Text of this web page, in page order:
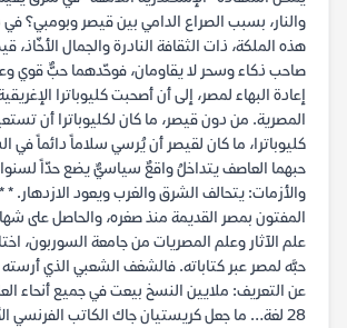
والنار، بسبب الصراع الدامي بين قيصر وبومبي؟
هذه الملكة، ذات الثقافة النادرة والجمال الأخّاذ،
صاحب ذكاء وسحر لا يقاومان، فوحّدهما حبٌّ قوي
إعادة البهاء لمصر، إلى أن أصحبت كليوباترا
المصرية. من دون قيصر، ما كان لكليوباترا أن
كليوباترا، ما كان لقيصر أن يُرسي سلاماً دائماً
حبهما العاصف يتداخلُ واقعٌ سياسيٌّ يضع حدّاً
والأزمات: يتحالف الشرق والغرب ويعود الازدهار.
المفتون بمصر القديمة منذ صغره، والحاصل على
علم الآثار وعلم المصريات من جامعة السوربون،
حبَّه لمصر عبر كتاباته. فالشغف الشعبي الذي أرسته
عن التعريف: ملايين النسخ بيعت في جميع أنحاء
28 لغة… ما جعل كريستيان جاك الكاتب الفرنسي